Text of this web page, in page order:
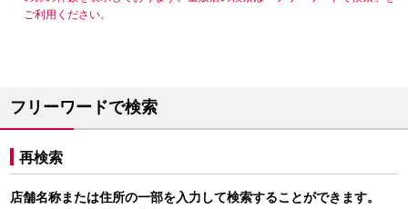
ご利用ください。
フリーワードで検索
再検索
店舗名称または住所の一部を入力して検索することができます。